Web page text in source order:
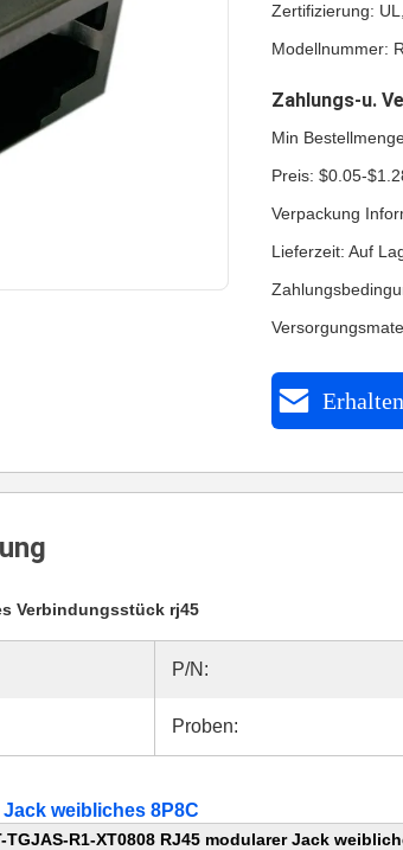
Zertifizierung:
Modellnummer:
Zahlungs-u.
Min
Preis: $0.05-
Verpackung
Lieferzeit: Auf
Verbindungsstück rj45
P/N:
Proben:
weibliches 8P8C
TGJAS-R1-XT0808 RJ45 modularer Jack